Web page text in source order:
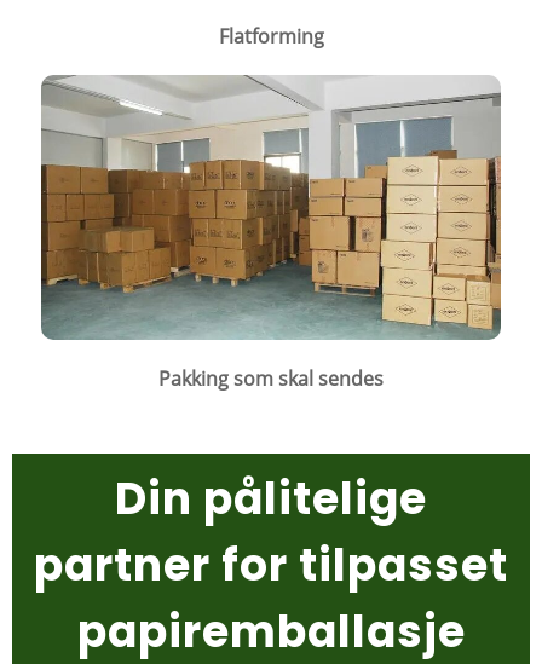
Flatforming
Pakking som skal sendes
Din pålitelige
partner for tilpasset
papiremballasje